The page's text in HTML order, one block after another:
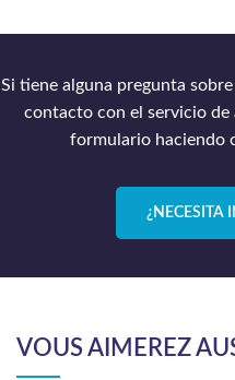
Si tiene alguna pregunta
contacto con el servicio de
formulario haciendo
¿NECESITA
VOUS AIMEREZ